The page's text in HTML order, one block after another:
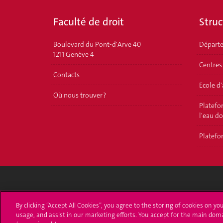
Faculté de droit
Boulevard du Pont-d'Arve 40
1211 Genève 4
Contacts
Où nous trouver ?
Ecole
l'eau
By clicking “Accept All Cookies”, you agree to the storing of cookies on
usage, and assist in our marketing efforts. You accept for the main